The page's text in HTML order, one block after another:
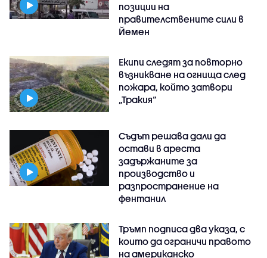
позиции на
правителствените сили в
Йемен
Екипи следят за повторно
възникване на огнища след
пожара, който затвори
„Тракия“
Съдът решава дали да
остави в ареста
задържаните за
производство и
разпространение на
фентанил
Тръмп подписа два указа, с
които да ограничи правото
на американско